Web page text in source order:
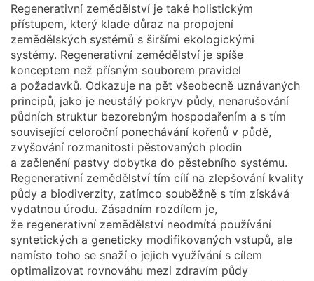
Regenerativní zemědělství je také holistickým
přístupem, který klade důraz na propojení
zemědělských systémů s širšími ekologickými
systémy. Regenerativní zemědělství je spíše
konceptem než přísným souborem pravidel
a požadavků. Odkazuje na pět všeobecně uznávaných
principů, jako je neustálý pokryv půdy, nenarušování
půdních struktur bezorebným hospodařením a s tím
související celoroční ponechávání kořenů v půdě,
zvyšování rozmanitosti pěstovaných plodin
a začlenění pastvy dobytka do pěstebního systému.
Regenerativní zemědělství tím cílí na zlepšování kvality
půdy a biodiverzity, zatímco souběžně s tím získává
vydatnou úrodu. Zásadním rozdílem je,
že regenerativní zemědělství neodmítá používání
syntetických a geneticky modifikovaných vstupů, ale
namísto toho se snaží o jejich využívání s cílem
optimalizovat rovnováhu mezi zdravím půdy